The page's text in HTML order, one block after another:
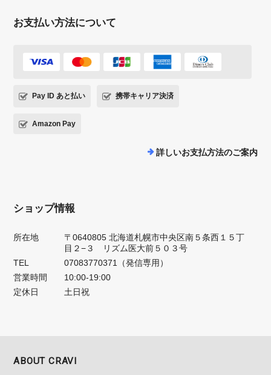
お支払い方法について
Pay ID あと払い 携帯キャリア決済
Amazon Pay
詳しいお支払方法のご案内
ショップ情報
所在地
〒0640805 北海道札幌市中央区南５条西１５丁
目２−３ リズム医大前５０３号
TEL
07083770371（発信専用）
営業時間
10:00-19:00
定休日
土日祝
ABOUT CRAVI